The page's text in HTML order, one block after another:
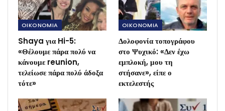
OIKONOMIA
Shaya για Hi-5:
«Θέλουμε πάρα πολύ να
κάνουμε reunion,
τελείωσε πάρα πολύ άδοξα
τότε»
OIKONOMIA
Δολοφονία τοπογράφου
στο Ψυχικό: «Δεν έχω
εμπλοκή, μου τη
στήσανε», είπε ο
εκτελεστής